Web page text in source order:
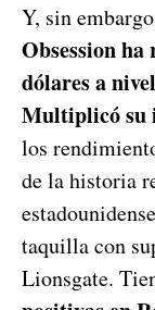
Y, sin
Obsession ha
dólares a
Multiplicó su
los
de la historia
taquilla con
Lionsgate.